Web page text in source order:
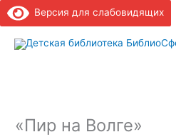
Версия для слабовидящих
«Пир на Волге»